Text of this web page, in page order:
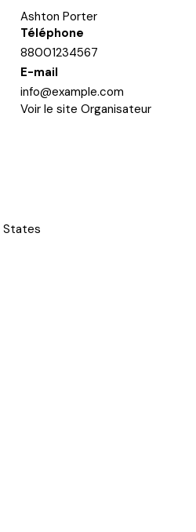
Ashton Porter
Téléphone
88001234567
E-mail
info@example.com
Voir le site Organisateur
States